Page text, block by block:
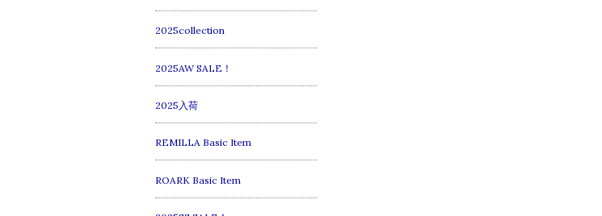
2025collection
2025AW SALE！
2025入荷
REMILLA Basic Item
ROARK Basic Item